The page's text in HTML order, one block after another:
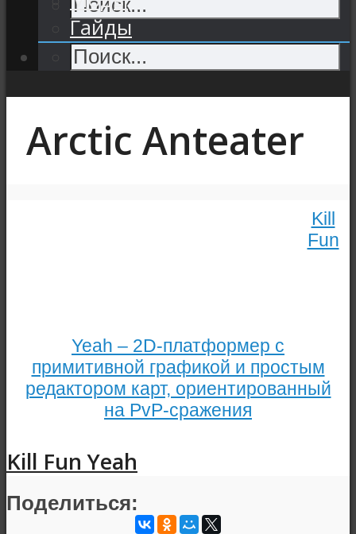
Гайды
Arctic Anteater
Kill
Fun
Yeah – 2D-платформер с
примитивной графикой и простым
редактором карт, ориентированный
на PvP-сражения
Kill Fun Yeah
Поделиться: